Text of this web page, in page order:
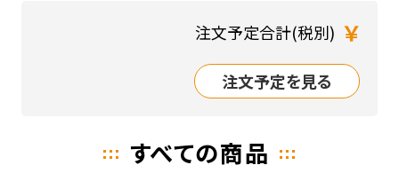
注文予定合計(税別) ￥
注文予定を見る
すべての商品